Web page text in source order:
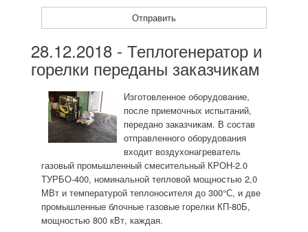
28.12.2018 - Теплогенератор и
горелки переданы заказчикам
Изготовленное оборудование,
после приемочных испытаний,
передано заказчикам. В состав
отправленного оборудования
входит воздухонагреватель
газовый промышленный смесительный КРОН-2.0
ТУРБО-400, номинальной тепловой мощностью 2,0
МВт и температурой теплоносителя до 300°С, и две
промышленные блочные газовые горелки КП-80Б,
мощностью 800 кВт, каждая.